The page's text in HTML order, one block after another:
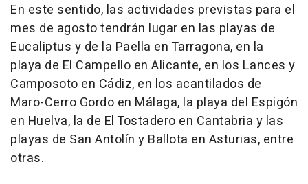
En este sentido, las actividades previstas para el
mes de agosto tendrán lugar en las playas de
Eucaliptus y de la Paella en Tarragona, en la
playa de El Campello en Alicante, en los Lances y
Camposoto en Cádiz, en los acantilados de
Maro-Cerro Gordo en Málaga, la playa del Espigón
en Huelva, la de El Tostadero en Cantabria y las
playas de San Antolín y Ballota en Asturias, entre
otras.